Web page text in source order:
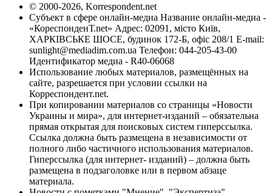
© 2000-2026, Korrespondent.net
Субъект в сфере онлайн-медиа Название онлайн-медиа -
«КореспонденТ.net» Адрес: 02091, місто Київ,
ХАРКІВСЬКЕ ШОСЕ, будинок 172-Б, офіс 208/1 E-mail:
sunlight@mediadim.com.ua Телефон: 044-205-43-00
Идентификатор медиа - R40-06068
Использование любых материалов, размещённых на
сайте, разрешается при условии ссылки на
Корреспондент.net.
При копировании материалов со страницы «Новости
Украины и мира», для интернет-изданий – обязательна
прямая открытая для поисковых систем гиперссылка.
Ссылка должна быть размещена в независимости от
полного либо частичного использования материалов.
Гиперссылка (для интернет- изданий) – должна быть
размещена в подзаголовке или в первом абзаце
материала.